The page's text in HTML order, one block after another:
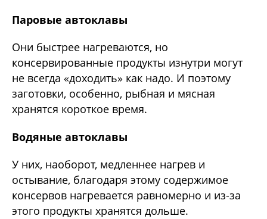
Паровые автоклавы
Они быстрее нагреваются, но
консервированные продукты изнутри могут
не всегда «доходить» как надо. И поэтому
заготовки, особенно, рыбная и мясная
хранятся короткое время.
Водяные автоклавы
У них, наоборот, медленнее нагрев и
остывание, благодаря этому содержимое
консервов нагревается равномерно и из-за
этого продукты хранятся дольше.